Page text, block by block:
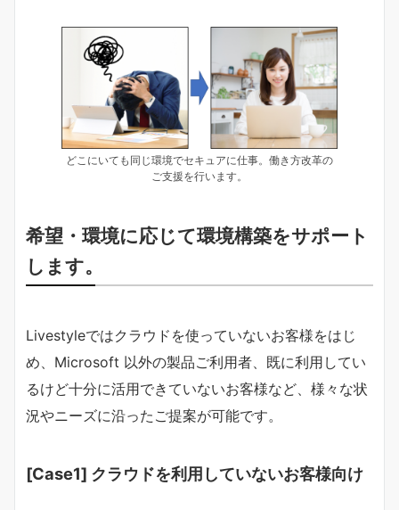
どこにいても同じ環境でセキュアに仕事。働き方改革の
ご支援を行います。
希望・環境に応じて環境構築をサポート
します。
Livestyleではクラウドを使っていないお客様をはじ
め、Microsoft 以外の製品ご利用者、既に利用してい
るけど十分に活用できていないお客様など、様々な状
況やニーズに沿ったご提案が可能です。
[Case1] クラウドを利用していないお客様向け